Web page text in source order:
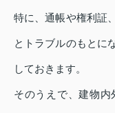
特に、通帳や権利証
とトラブルのもとに
しておきます。
そのうえで、建物